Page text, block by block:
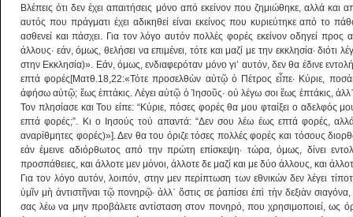
Βλέπεις ότι δεν έχει απαιτήσεις μόνο από εκείνον που ζημιώθηκε, αλλά
αυτός που πράγματι έχει αδικηθεί είναι εκείνος που κυριεύτηκε από το
ασθενεί και πάσχει. Για τον λόγο αυτόν πολλές φορές εκείνον οδηγεί προς
άλλους· εάν, όμως, θελήσει να επιμένει, τότε και μαζί με την εκκλησία· διότι
στην Εκκλησία)». Εάν, όμως, ενδιαφερόταν μόνο γι’ αυτόν, δεν θα έδινε
επτά φορές[Ματθ.18,22:«Τότε προσελθὼν αὐτῷ ὁ Πέτρος εἶπε· Κύριε,
ἀφήσω αὐτῷ; ἕως ἑπτάκις. Λέγει αὐτῷ ὁ Ἰησοῦς· οὐ λέγω σοι ἕως ἑπτάκις,
Τον πλησίασε και Του είπε: “Κύριε, πόσες φορές θα μου φταίξει ο αδελφός
επτά φορές;”. Κι ο Ιησούς τού απαντά: “Δεν σου λέω έως επτά φορές,
αναρίθμητες φορές)»]. Δεν θα του όριζε τόσες πολλές φορές και τόσους
εάν έμεινε αδιόρθωτος από την πρώτη επίσκεψη· τώρα, όμως, δίνει
προσπάθειες, και άλλοτε μεν μόνοι, άλλοτε δε μαζί και με δύο άλλους, και
Για τον λόγο αυτόν, λοιπόν, στην μεν περίπτωση των εθνικών δεν λέγει
ὑμῖν μὴ ἀντιστῆναι τῷ πονηρῷ· ἀλλ᾿ ὅστις σε ῥαπίσει ἐπὶ τὴν δεξιὰν
σας λέω να μην προβάλετε αντίσταση στον πονηρό, που χρησιμοποιεί, ως